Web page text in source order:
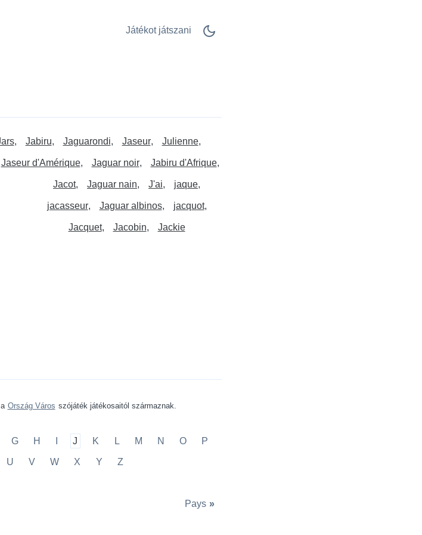
Játékot játszani
Jabiru Jaguarondi Jaseur Julienne
Jaseur d'Amérique Jaguar noir Jabiru d'Afrique
Jacot Jaguar nain J'ai jaque
jacasseur Jaguar albinos jacquot
Jacquet Jacobin Jackie
Ország Város szójáték játékosaitól származnak.
G H J K L M N O P
U V W X Y Z
Pays »